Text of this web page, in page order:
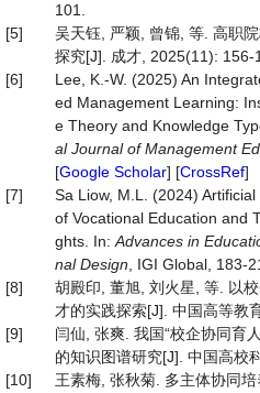
101.
[5]
吴天钰, 严颖, 曾锦, 等. 高职
探究[J]. 成才, 2025(11): 156-
[6]
Lee, K.-W. (2025) An
ed Management Learning:
e Theory and Knowledge
al Journal of Management
[Google Scholar] [CrossRef]
[7]
Sa Liow, M.L. (2024)
of Vocational Education and
ghts. In: Advances in
nal Design , IGI Global, 183-
[8]
胡殿印, 董旭, 刘火星, 等. 以
才的实践探索[J]. 中国高等教
[9]
闫仙, 张爽. 我国“校企协同
的知识图谱研究[J]. 中国高校
[10]
王素梅, 张秋菊. 多主体协同